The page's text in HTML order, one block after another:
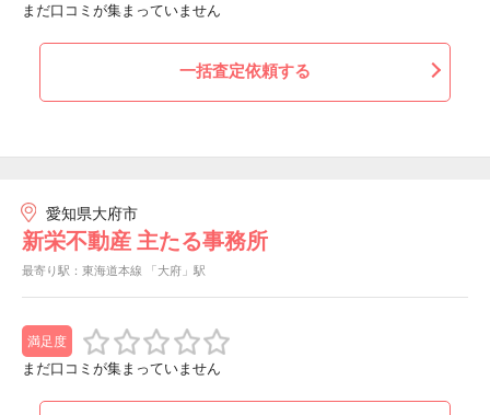
まだ口コミが集まっていません
一括査定依頼する
愛知県大府市
新栄不動産 主たる事務所
最寄り駅：東海道本線 「大府」駅
満足度
まだ口コミが集まっていません